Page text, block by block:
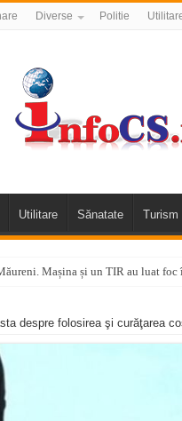
Diverse Politie
Utilitare Sănatate Turism
Mașina și un TIR au luat
Oravița – Cărbunari VIDEO
în Bocșa Română, în data de 6
– 05.08.2026 – avarie
Piatră din Herculane
despre folosirea şi curăţarea